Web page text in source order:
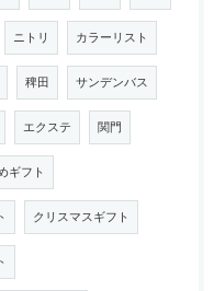
ニトリ カラーリスト
稗田 サンデンバス
エクステ 関門
ギフト
クリスマスギフト